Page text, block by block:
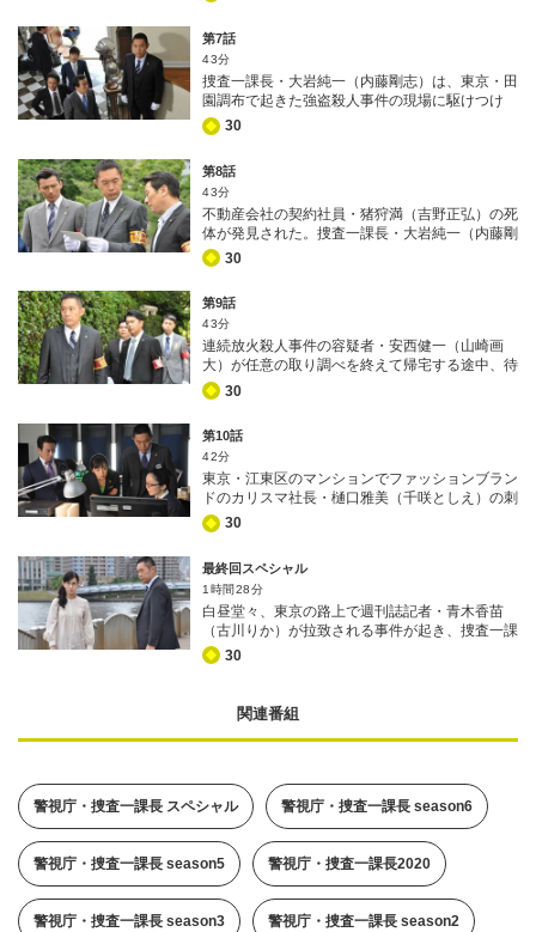
香奈美）が、発光する七色の粉末をかけられて殺
レーションに使われる粉状のラメと判明。一体犯
人はなぜ、遺体にラメをかけたのか…!?
第7話
43分
捜査一課長・大岩純一（内藤剛志）は、東京・田
園調布で起きた強盗殺人事件の現場に駆けつけ
た。刺殺されたのは個人資産100億円の大手商社
社長・屋敷博史（坂口進也）で、現場の豪邸から
遺産を相続することになる若妻・和歌子（三輪ひ
とみ）は、顧問弁護士・臼井直人（羽場裕一）の
自宅に泊まっていたとアリバイを主張する。屋敷
の死体を発見した時、玄関の鍵は閉まっていた。
犯人は鍵を持っていたということになるが…合鍵
い!?
30
第8話
43分
不動産会社の契約社員・猪狩満（吉野正弘）の死
体が発見された。捜査一課長・大岩純一（内藤剛
志）が臨場すると、遺体の胸ポケットから100万
円の札束と、結婚式の招待状が見つかった。だ
別人になっていた…。 怪訝に思って結婚式会場
に向かった平井真琴（斉藤由貴）は、新婦・田嶋
桜（石川梨華）の両親を見て驚く。父・田嶋洋
（渡辺徹）と母・奈津子（古村比呂）の姿を、殺
害現場付近で見かけていたのだ。また、真琴は新
婦側のテーブルに陣取った面々が、互いに会話も
なく、異様な雰囲気であることにも気づく。
30
第9話
43分
連続放火殺人事件の容疑者・安西健一（山崎画
大）が任意の取り調べを終えて帰宅する途中、待
ち伏せしていた男に刺殺された。刺したのは、傷
害の前科のある北村雄三（児玉貴志）で、安西を
してしまう。 安西の妻・加奈子（紺野まひる）
は、夫の無実を主張。北村が放火の復讐のために
安西を殺害したのだとしたら、夫を犯人扱いした
警察を告訴すると、捜査一課長・大岩純一（内藤
剛志）に迫る！
30
第10話
42分
東京・江東区のマンションでファッションブラン
ドのカリスマ社長・樋口雅美（千咲としえ）の刺
殺体が発見され、一課長・大岩純一（内藤剛志）
はすぐに臨場した。第一発見者は、被害者と親密
留間由哲）で、彼は事件の夜、秘書の川瀬千佳
（三津谷葉子）の自宅にいたとアリバイを主張す
る。
30
最終回スペシャル
1時間28分
白昼堂々、東京の路上で週刊誌記者・青木香苗
（古川りか）が拉致される事件が起き、捜査一課
長・大岩純一（内藤剛志）はすぐに緊急配備を要
請する。香苗は、日本初の女性首相候補と目され
ャンダルを暴いたばかりだった。 数時間後、香
苗が死体となって発見された。第一発見者は同僚
の記者・坪井聡美（清水美沙）で、取材中に偶
30
関連番組
警視庁・捜査一課長 スペシャル 警視庁・捜査一課長 season6
警視庁・捜査一課長 season5 警視庁・捜査一課長2020
警視庁・捜査一課長 season3 警視庁・捜査一課長 season2